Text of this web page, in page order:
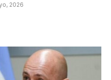
2026